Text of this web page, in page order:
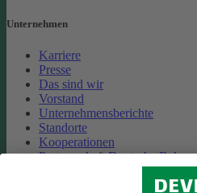
Unternehmen
Karriere
Presse
Das sind wir
Vorstand
Unternehmensberichte
Standorte
Kooperationen
Partnerschaft Deutsche Bahn